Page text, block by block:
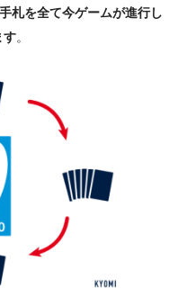
札を全て今ゲームが進行し
す。